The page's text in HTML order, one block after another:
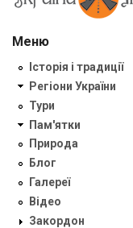
Меню
Історія і традиції
Регіони України
Тури
Пам'ятки
Природа
Блог
Галереї
Відео
Закордон